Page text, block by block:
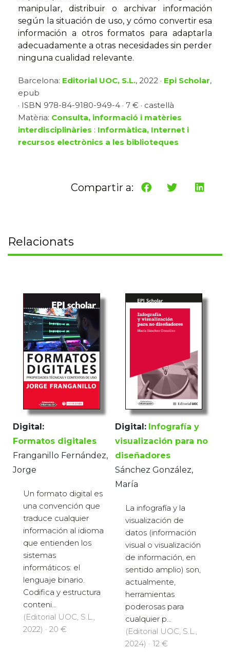
manipular, distribuir o archivar información
según la situación de uso, y cómo convertir esa
información a otros formatos para adaptarla
adecuadamente a otras necesidades sin perder
ninguna cualidad relevante.
Barcelona: Editorial UOC, S.L., 2022 · Epi Scholar,
epub
· ISBN 978-84-9180-949-4 · 7 € · castellà
Matèria: Consulta, informació i matèries
interdisciplinàries : Informàtica, Internet i
recursos electrònics a les biblioteques
Compartir a:
Relacionats
Digital:
Formatos digitales
Franganillo Fernández,
Jorge
Un formato digital es
una convención que
traduce cualquier
información al idioma
que entienden los
sistemas
informáticos: el
lenguaje binario.
Codifica y estructura
conteni...
(Editorial UOC, S.L.,
2022) · 20 €
Digital: Infografía y
visualización para no
diseñadores
Sánchez González,
María
La infografía y la
visualización de
datos (información
visual o visualización
de información, en
sentido amplio) son,
actualmente,
herramientas
poderosas para
cualquier p...
(Editorial UOC, S.L.,
2024) · 12 €